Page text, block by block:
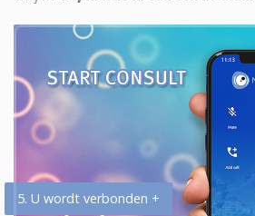
5. U wordt verbonden +